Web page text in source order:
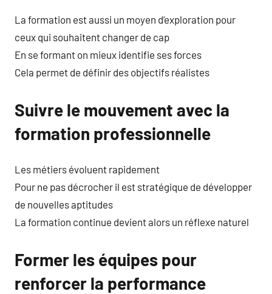
La formation est aussi un moyen d’exploration pour
ceux qui souhaitent changer de cap
En se formant on mieux identifie ses forces
Cela permet de définir des objectifs réalistes
Suivre le mouvement avec la
formation professionnelle
Les métiers évoluent rapidement
Pour ne pas décrocher il est stratégique de développer
de nouvelles aptitudes
La formation continue devient alors un réflexe naturel
Former les équipes pour
renforcer la performance